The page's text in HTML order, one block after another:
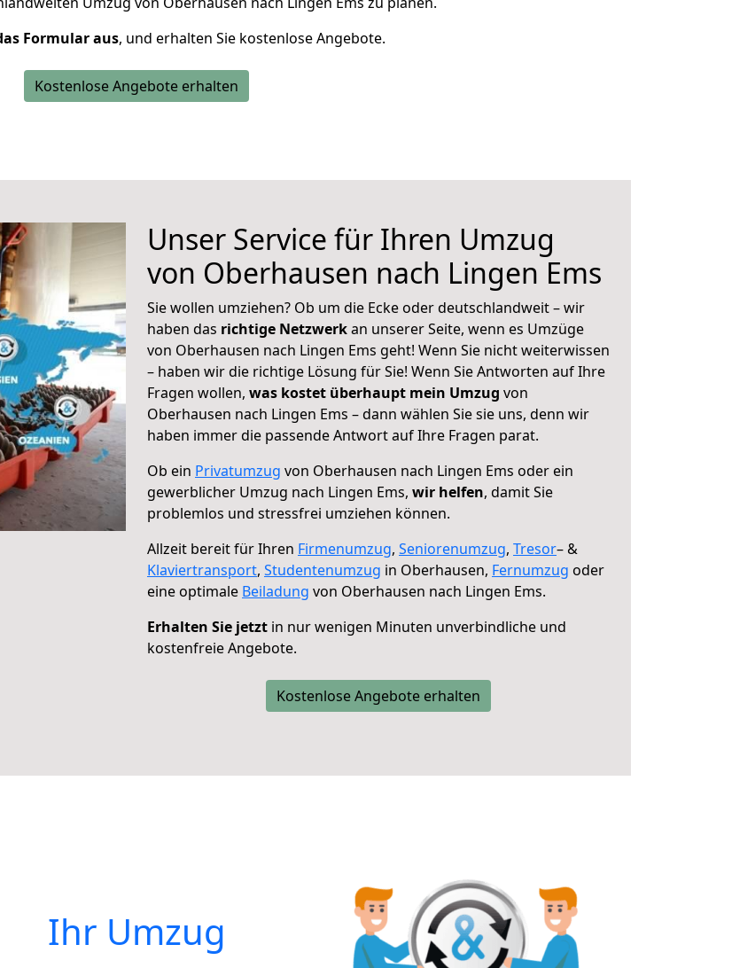
Formular aus, und erhalten Sie kostenlose Angebote.
Kostenlose Angebote erhalten
Unser Service für Ihren Umzug
von Oberhausen nach Lingen Ems
Sie wollen umziehen? Ob um die Ecke oder deutschlandweit – wir
haben das richtige Netzwerkan unserer Seite, wenn es Umzüge
von Oberhausen nach Lingen Ems geht! Wenn Sie nicht weiterwissen
– haben wir die richtige Lösung für Sie! Wenn Sie Antworten auf Ihre
Fragen wollen, was kostet überhaupt mein Umzug von
Oberhausen nach Lingen Ems – dann wählen Sie sie uns, denn wir
haben immer die passende Antwort auf Ihre Fragen parat.
Ob ein Privatumzug von Oberhausen nach Lingen Ems oder ein
gewerblicher Umzug nach Lingen Ems, wir helfen, damit Sie
problemlos und stressfrei umziehen können.
Allzeit bereit für Ihren Firmenumzug, Seniorenumzug, Tresor– &
Klaviertransport, Studentenumzug in Oberhausen, Fernumzug oder
eine optimale Beiladung von Oberhausen nach Lingen Ems.
Erhalten Sie jetzt in nur wenigen Minuten unverbindliche und
kostenfreie Angebote.
Kostenlose Angebote erhalten
Ihr Umzug